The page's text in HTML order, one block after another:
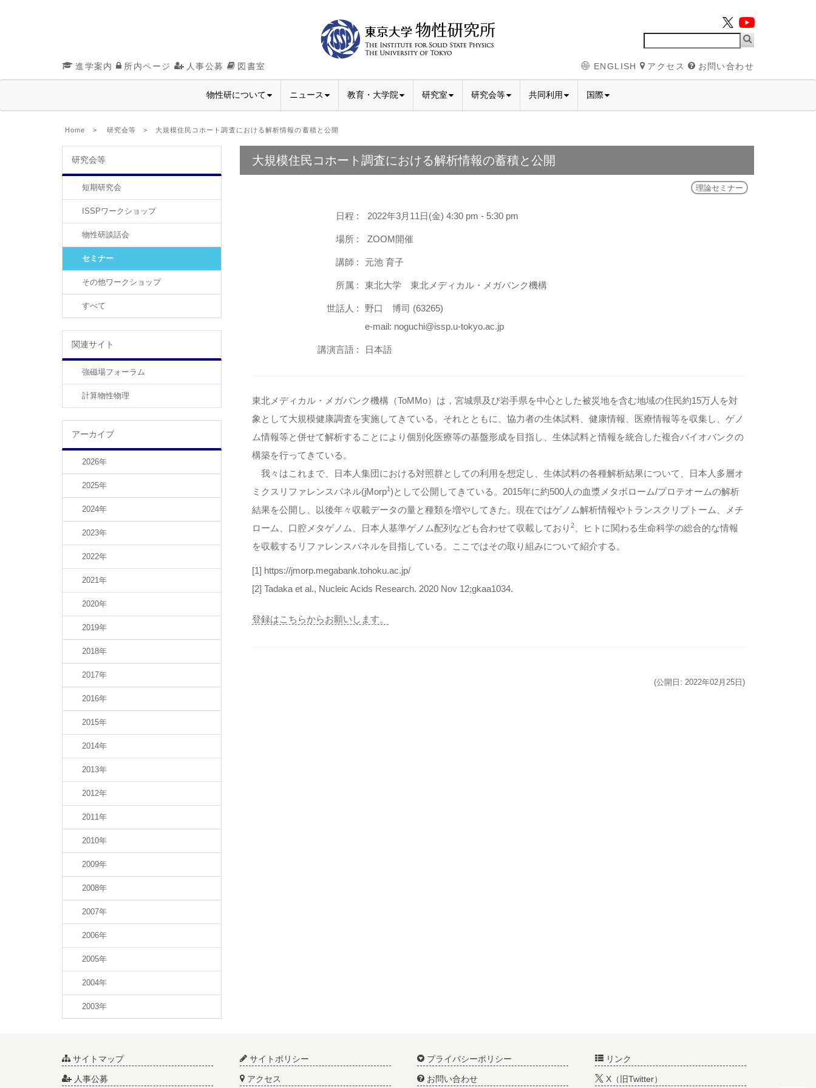
進学案内 所内ページ 人事公募 図書室 ENGLISH アクセス お問い合わせ
物性研について ニュース 教育・大学院 研究室 研究会等 共同利用 国際
Home > 研究会等 > 大規模住民コホート調査における解析情報の蓄積と公開
研究会等
短期研究会
ISSPワークショップ
物性研談話会
セミナー
その他ワークショップ
すべて
関連サイト
強磁場フォーラム
計算物性物理
アーカイブ
2026年
2025年
2024年
2023年
2022年
2021年
2020年
2019年
2018年
2017年
2016年
2015年
2014年
2013年
2012年
2011年
2010年
2009年
2008年
2007年
2006年
2005年
2004年
2003年
大規模住民コホート調査における解析情報の蓄積と公開
理論セミナー
日程 : 2022年3月11日(金) 4:30 pm - 5:30 pm
場所 : ZOOM開催
講師 : 元池 育子
所属 : 東北大学 東北メディカル・メガバンク機構
世話人 :
野口 博司 (63265)
e-mail: noguchi@issp.u-tokyo.ac.jp
講演言語 : 日本語
東北メディカル・メガバンク機構（ToMMo）は，宮城県及び岩手県を中心とした被災地を含む地域の住民約15万人を対
象として大規模健康調査を実施してきている。それとともに、協力者の生体試料、健康情報、医療情報等を収集し、ゲノ
ム情報等と併せて解析することにより個別化医療等の基盤形成を目指し、生体試料と情報を統合した複合バイオバンクの
構築を行ってきている。
我々はこれまで、日本人集団における対照群としての利用を想定し、生体試料の各種解析結果について、日本人多層オ
ミクスリファレンスパネル(jMorp1)として公開してきている。2015年に約500人の血漿メタボローム/プロテオームの解析
結果を公開し、以後年々収載データの量と種類を増やしてきた。現在ではゲノム解析情報やトランスクリプトーム、メチ
ローム、口腔メタゲノム、日本人基準ゲノム配列なども合わせて収載しており 2、ヒトに関わる生命科学の総合的な情報
を収載するリファレンスパネルを目指している。ここではその取り組みについて紹介する。
[1] https://jmorp.megabank.tohoku.ac.jp/
[2] Tadaka et al., Nucleic Acids Research. 2020 Nov 12;gkaa1034.
登録はこちらからお願いします。
(公開日: 2022年02月25日)
サイトマップ サイトポリシー プライバシーポリシー リンク
人事公募 アクセス お問い合わせ X（旧Twitter）